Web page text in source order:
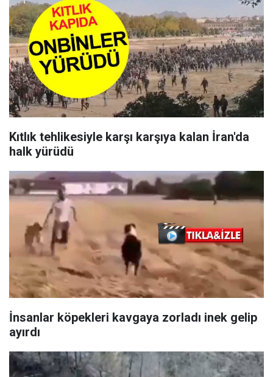
Kıtlık tehlikesiyle karşı karşıya kalan İran'da
halk yürüdü
İnsanlar köpekleri kavgaya zorladı inek gelip
ayırdı